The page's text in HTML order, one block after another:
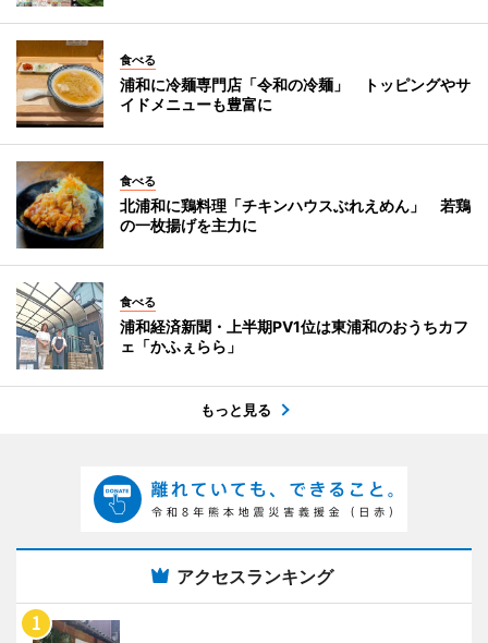
食べる
浦和に冷麺専門店「令和の冷麺」 トッピングやサ
イドメニューも豊富に
食べる
北浦和に鶏料理「チキンハウスぶれえめん」 若鶏
の一枚揚げを主力に
食べる
浦和経済新聞・上半期PV1位は東浦和のおうちカフ
ェ「かふぇらら」
もっと見る
アクセスランキング